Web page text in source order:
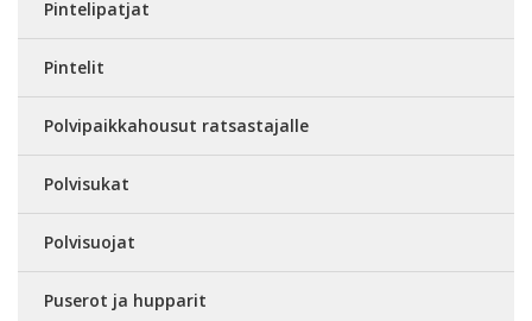
Pintelipatjat
Pintelit
Polvipaikkahousut ratsastajalle
Polvisukat
Polvisuojat
Puserot ja hupparit